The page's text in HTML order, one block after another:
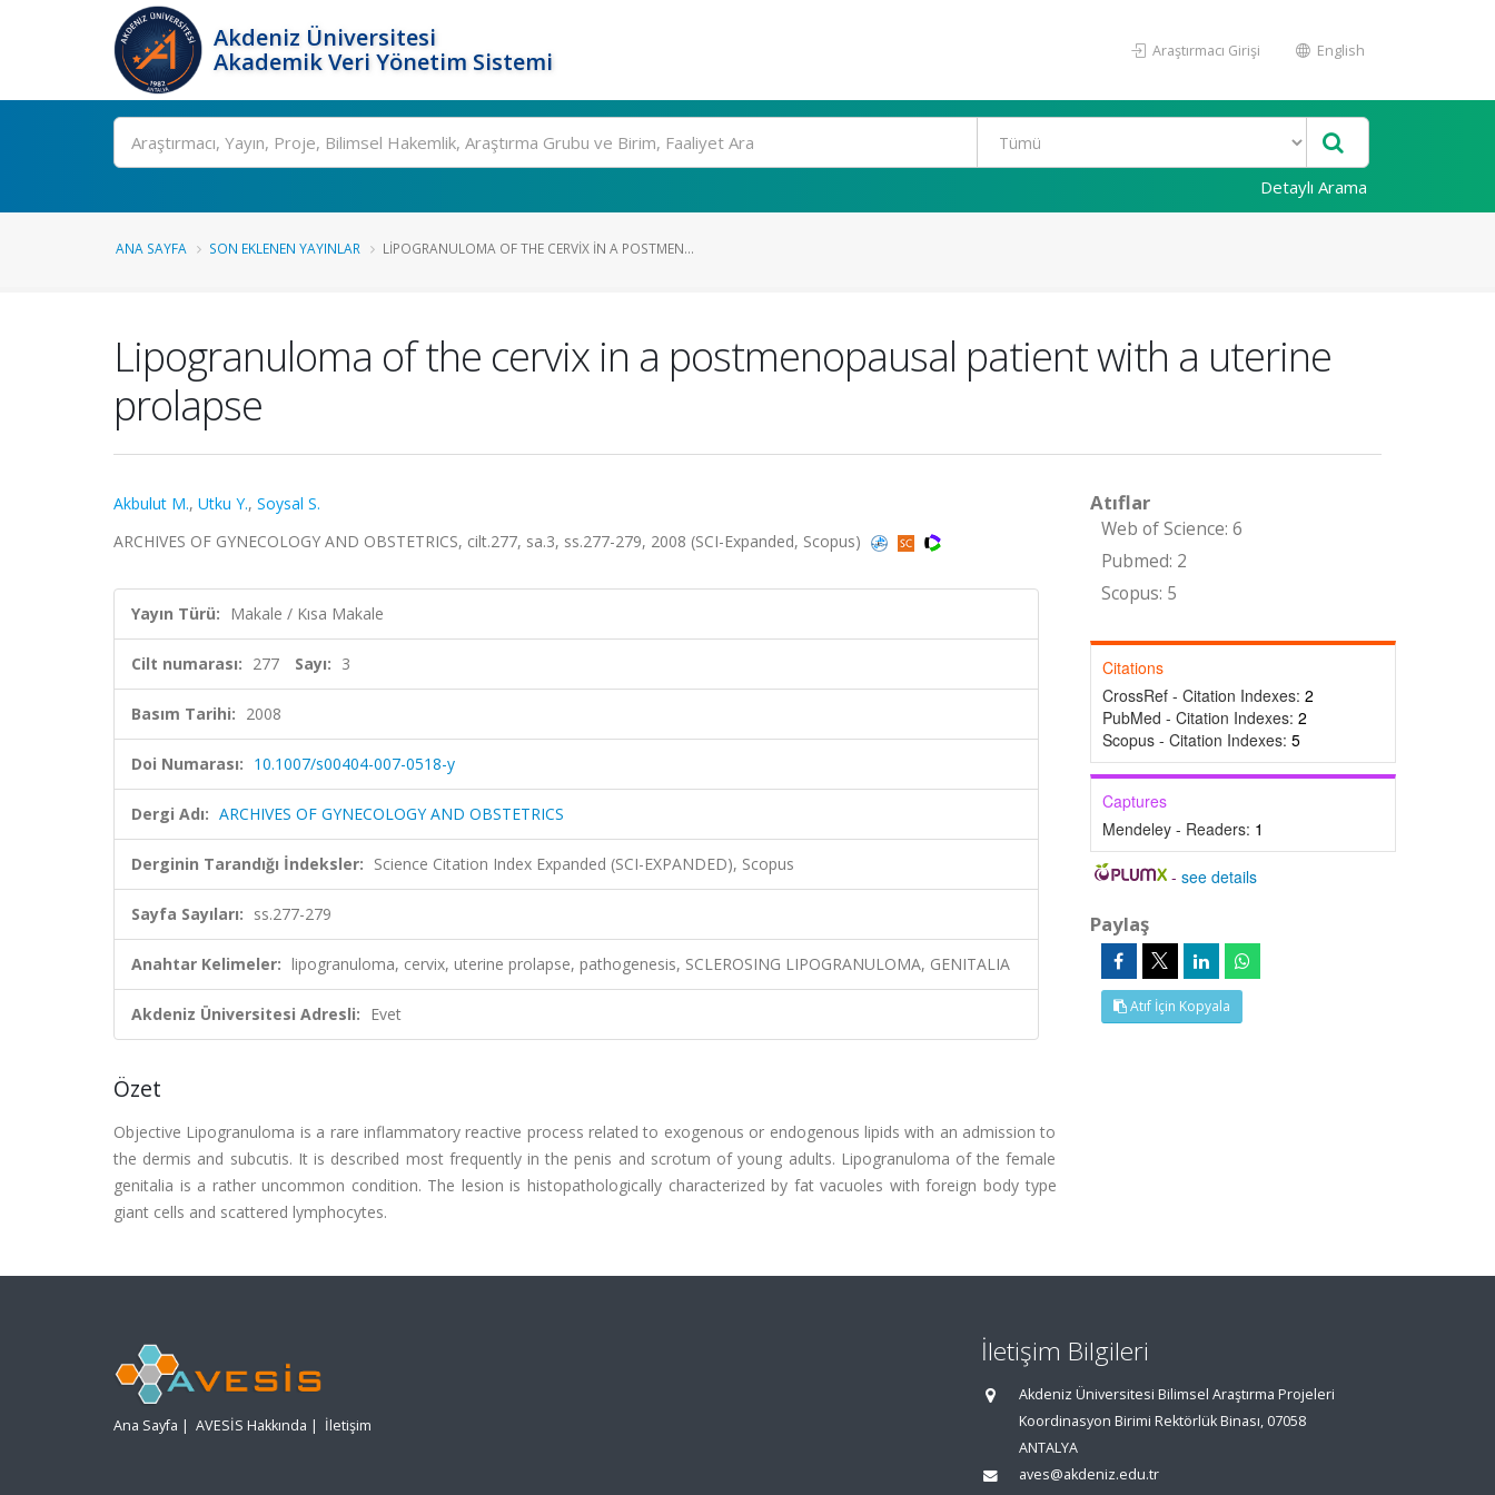
Akdeniz Üniversitesi
Akademik Veri Yönetim Sistemi
Araştırmacı Girişi English
Ara
Detaylı Arama
ANA SAYFA SON EKLENEN YAYINLAR LIPOGRANULOMA OF THE CERVIX IN A POSTMEN...
Lipogranuloma of the cervix in a postmenopausal patient with a uterine
prolapse
Akbulut M., Utku Y., Soysal S.
ARCHIVES OF GYNECOLOGY AND OBSTETRICS, cilt.277, sa.3, ss.277-279, 2008 (SCI-Expanded, Scopus)
Yayın Türü: Makale / Kısa Makale
Cilt numarası: 277 Sayı: 3
Basım Tarihi: 2008
Doi Numarası: 10.1007/s00404-007-0518-y
Dergi Adı: ARCHIVES OF GYNECOLOGY AND OBSTETRICS
Derginin Tarandığı İndeksler: Science Citation Index Expanded (SCI-EXPANDED), Scopus
Sayfa Sayıları: ss.277-279
Anahtar Kelimeler: lipogranuloma, cervix, uterine prolapse, pathogenesis, SCLEROSING LIPOGRANULOMA, GENITALIA
Akdeniz Üniversitesi Adresli: Evet
Özet
Objective Lipogranuloma is a rare inflammatory reactive process related to exogenous or endogenous lipids with an admission to
the dermis and subcutis. It is described most frequently in the penis and scrotum of young adults. Lipogranuloma of the female
genitalia is a rather uncommon condition. The lesion is histopathologically characterized by fat vacuoles with foreign body type
giant cells and scattered lymphocytes.
Atıflar
Web of Science: 6
Pubmed: 2
Scopus: 5
Citations
CrossRef - Citation Indexes: 2
PubMed - Citation Indexes: 2
Scopus - Citation Indexes: 5
Captures
Mendeley - Readers: 1
-see details
Paylaş
Atıf İçin Kopyala
Ana Sayfa | AVESİS Hakkında | İletişim
İletişim Bilgileri
Akdeniz Üniversitesi Bilimsel Araştırma Projeleri
Koordinasyon Birimi Rektörlük Binası, 07058
ANTALYA
aves@akdeniz.edu.tr